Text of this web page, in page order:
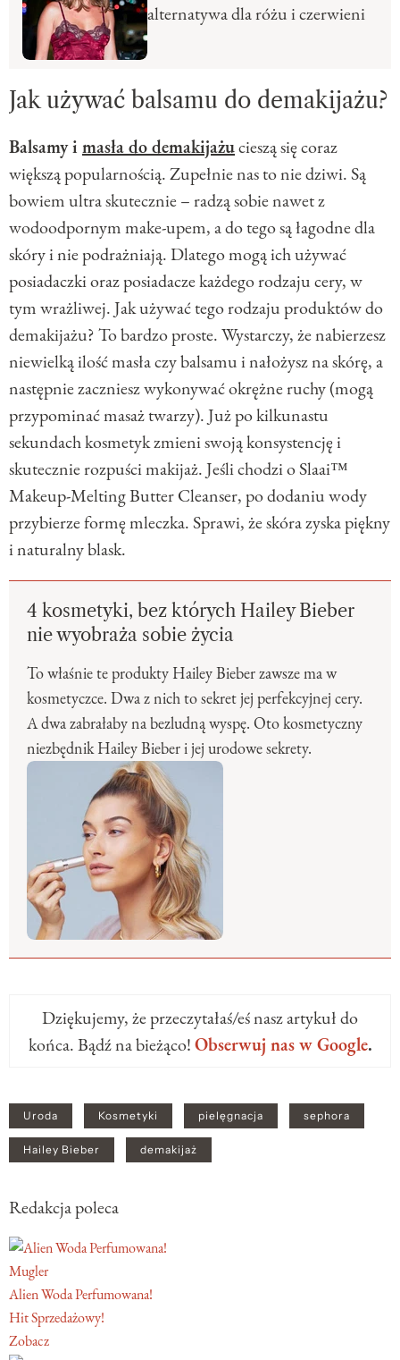
alternatywa dla różu i czerwieni
Jak używać balsamu do demakijażu?
Balsamy i masła do demakijażucieszą się coraz
większą popularnością. Zupełnie nas to nie dziwi. Są
bowiem ultra skutecznie – radzą sobie nawet z
wodoodpornym make-upem, a do tego są łagodne dla
skóry i nie podrażniają. Dlatego mogą ich używać
posiadaczki oraz posiadacze każdego rodzaju cery, w
tym wrażliwej. Jak używać tego rodzaju produktów do
demakijażu? To bardzo proste. Wystarczy, że nabierzesz
niewielką ilość masła czy balsamu i nałożysz na skórę, a
następnie zaczniesz wykonywać okrężne ruchy (mogą
przypominać masaż twarzy). Już po kilkunastu
sekundach kosmetyk zmieni swoją konsystencję i
skutecznie rozpuści makijaż. Jeśli chodzi o Slaai™
Makeup-Melting Butter Cleanser, po dodaniu wody
przybierze formę mleczka. Sprawi, że skóra zyska piękny
i naturalny blask.
4 kosmetyki, bez których Hailey Bieber
nie wyobraża sobie życia
To właśnie te produkty Hailey Bieber zawsze ma w
kosmetyczce. Dwa z nich to sekret jej perfekcyjnej cery.
A dwa zabrałaby na bezludną wyspę. Oto kosmetyczny
niezbędnik Hailey Bieber i jej urodowe sekrety.
Dziękujemy, że przeczytałaś/eś nasz artykuł do
końca. Bądź na bieżąco!Obserwuj nas w Google.
Uroda Kosmetyki pielęgnacja sephora
Hailey Bieber demakijaż
Redakcja poleca
Mugler
Alien Woda Perfumowana!
Hit Sprzedażowy!
Zobacz